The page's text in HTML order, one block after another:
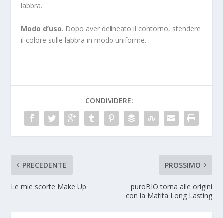
labbra.
Modo d’uso. Dopo aver delineato il contorno, stendere
il colore sulle labbra in modo uniforme.
CONDIVIDERE:
PRECEDENTE
Le mie scorte Make Up
PROSSIMO
puroBIO torna alle origini
con la Matita Long Lasting